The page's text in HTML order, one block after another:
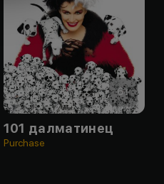
6+
101 далматинец
Purchase